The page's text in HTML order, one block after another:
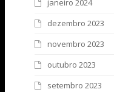
janeiro 2024
dezembro 2023
novembro 2023
outubro 2023
setembro 2023